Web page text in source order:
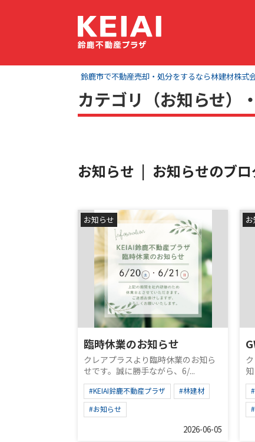
鈴鹿市で不動産売却・処分をするなら林建材株式
カテゴリ（お知らせ）
お知らせ | お知らせのブロ
お知らせ
臨時休業のお知らせ
クレアプラスより臨時休業のお知ら
せです。誠に勝手ながら、6/...
#KEIAI鈴鹿不動産プラザ
#林建材
#お知らせ
2026-06-05